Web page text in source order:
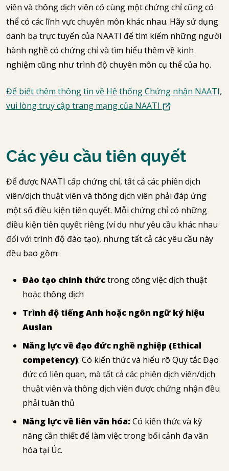
viên và thông dịch viên có cùng một chứng chỉ cũng có
thể có các lĩnh vực chuyên môn khác nhau. Hãy sử dụng
danh bạ trực tuyến của NAATI để tìm kiếm những người
hành nghề có chứng chỉ và tìm hiểu thêm về kinh
nghiệm cũng như trình độ chuyên môn cụ thể của họ.
Để biết thêm thông tin về Hệ thống Chứng nhận NAATI,
vui lòng truy cập trang mạng của NAATI
Các yêu cầu tiên quyết
Để được NAATI cấp chứng chỉ, tất cả các phiên dịch
viên/dịch thuật viên và thông dịch viên phải đáp ứng
một số điều kiện tiên quyết. Mỗi chứng chỉ có những
điều kiện tiên quyết riêng (ví dụ như yêu cầu khác nhau
đối với trình độ đào tạo), nhưng tất cả các yêu cầu này
đều bao gồm:
Đào tạo chính thứctrong công việc dịch thuật
hoặc thông dịch
Trình độ tiếng Anh hoặc ngôn ngữ ký hiệu
Auslan
Năng lực về đạo đức nghề nghiệp (Ethical
competency): Có kiến thức và hiểu rõ Quy tắc Đạo
đức có liên quan, mà tất cả các phiên dịch viên/dịch
thuật viên và thông dịch viên được chứng nhận đều
phải tuân thủ
Năng lực về liên văn hóa: Có kiến thức và kỹ
năng cần thiết để làm việc trong bối cảnh đa văn
hóa tại Úc.